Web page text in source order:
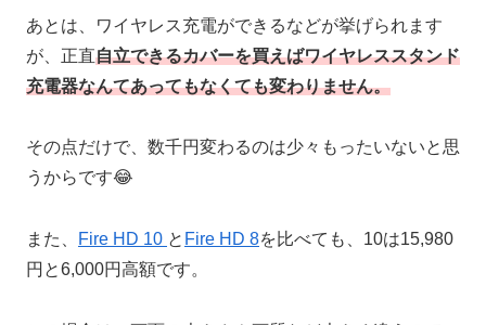
あとは、ワイヤレス充電ができるなどが挙げられます
が、正直自立できるカバーを買えばワイヤレススタンド
充電器なんてあってもなくても変わりません。
その点だけで、数千円変わるのは少々もったいないと思
うからです😂
また、 Fire HD 10 と Fire HD 8を比べても、10は15,980
円と6,000円高額です。